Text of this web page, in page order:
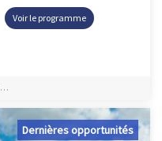
Voir le programme
Dernières opportunités